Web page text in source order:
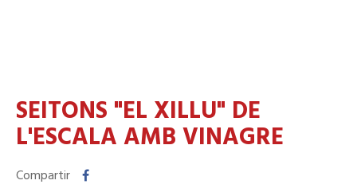
SEITONS "EL XILLU" DE
L'ESCALA AMB VINAGRE
Compartir